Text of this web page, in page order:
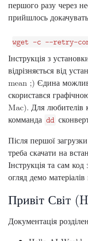
першого разу через
прийшлось
Інструкція з
відрізняється від
mean ;) Єдина
скористався
Mac). Для любителів
комманда dd
Після першої
треба скачати на
Інструкція та сам код
огляд демо
Привіт Світ
Документація